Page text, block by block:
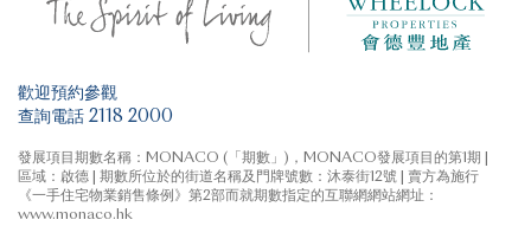
歡迎預約參觀
查詢電話 2118 2000
發展項目期數名稱：MONACO (「期數」)，MONACO發展項目的第1期 |
區域：啟德 | 期數所位於的街道名稱及門牌號數：沐泰街12號 | 賣方為施行
《一手住宅物業銷售條例》第2部而就期數指定的互聯網網站網址：
www.monaco.hk